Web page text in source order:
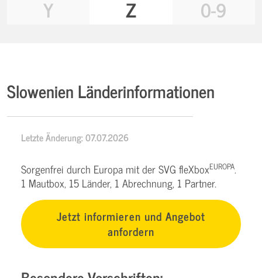
Y
Z 0-9
Slowenien Länderinformationen
Letzte Änderung: 07.07.2026
Sorgenfrei durch Europa mit der SVG fleXboxEUROPA.
1 Mautbox, 15 Länder, 1 Abrechnung, 1 Partner.
Jetzt informieren und Angebot
anfordern